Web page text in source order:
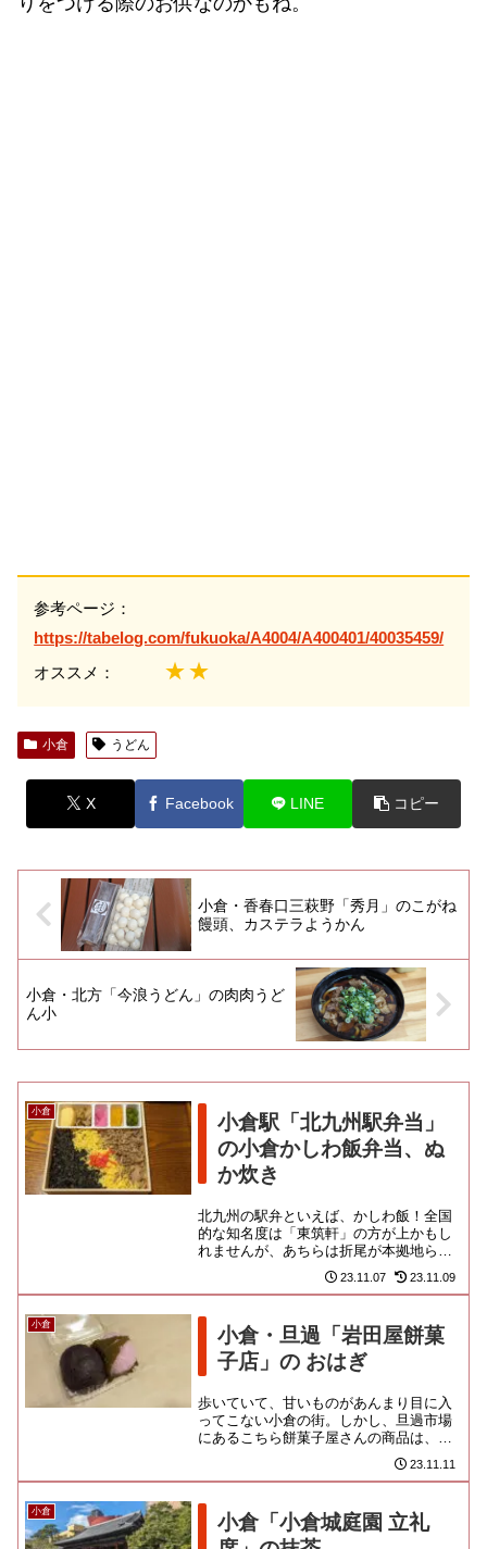
参考ページ：
https://tabelog.com/fukuoka/A4004/A400401/40035459/
オススメ： ★★
小倉 うどん
X Facebook LINE コピー
小倉・香春口三萩野「秀月」のこがね
饅頭、カステラようかん
小倉・北方「今浪うどん」の肉肉うど
ん小
小倉
小倉駅「北九州駅弁当」
の小倉かしわ飯弁当、ぬ
か炊き
北九州の駅弁といえば、かしわ飯！全国
的な知名度は「東筑軒」の方が上かもし
れませんが、あちらは折尾が本拠地らし
いので、今回は小倉ご当地の「北九州駅
弁当」のお弁当を買ってきまし...
23.11.07 23.11.09
小倉
小倉・旦過「岩田屋餅菓
子店」の おはぎ
歩いていて、甘いものがあんまり目に入
ってこない小倉の街。しかし、旦過市場
にあるこちら餅菓子屋さんの商品は、グ
ッサリとつき刺さってきましたわ！さも
ありなん。市場創設期から営業... 23.11.11
小倉
小倉「小倉城庭園 立礼